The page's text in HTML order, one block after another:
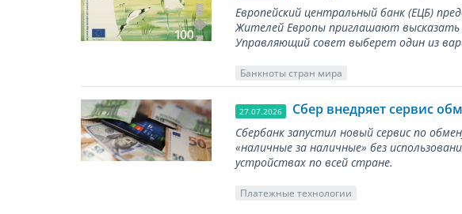
Европейский центральный банк (ЕЦБ)
Жителей Европы приглашают
Управляющий совет выберет один из
Банкноты стран мира
27.07.2026 Сбер внедряет сервис
Сбербанк запустил новый сервис по
«наличные за наличные» без
устройствах по всей стране.
Платежные технологии